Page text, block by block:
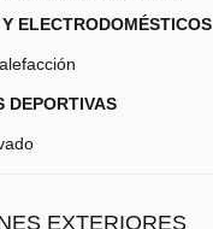
ELECTRODOMÉSTICOS
DEPORTIVAS
EXTERIORES